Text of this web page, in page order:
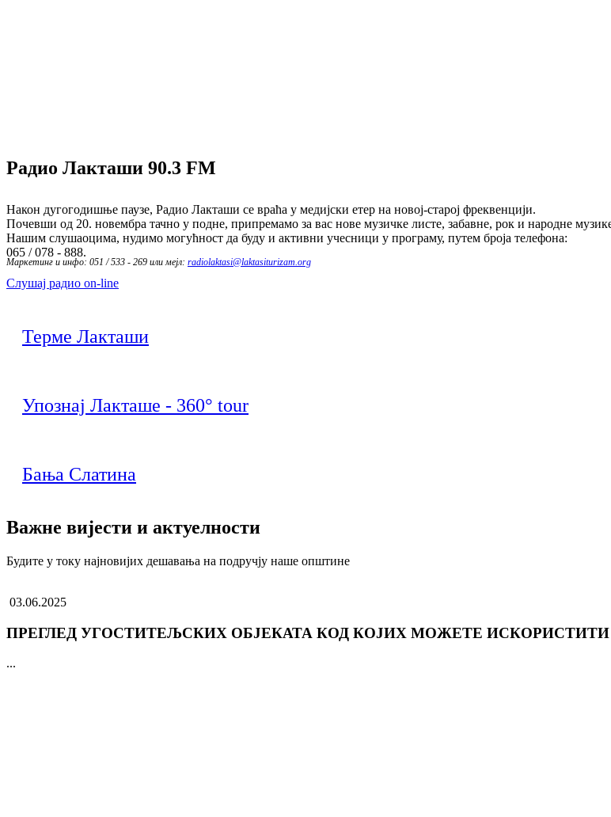
Радио Лакташи 90.3 FM
Након дугогодишње паузе, Радио Лакташи се враћа у медијски етер на новој-старој фреквенцији.
Почевши од 20. новембра тачно у подне, припремамо за вас нове музичке листе, забавне, рок и народне
Нашим слушаоцима, нудимо могућност да буду и активни учесници у програму, путем броја телефона:
065 / 078 - 888.
Маркетинг и инфо: 051 / 533 - 269 или мејл: radiolaktasi@laktasiturizam.org
Слушај радио on-line
Терме Лакташи
Упознај Лакташе - 360° tour
Бања Слатина
Важне вијести и актуелности
Будите у току најновијих дешавања на подручју наше општине
03.06.2025
ПРЕГЛЕД УГОСТИТЕЉСКИХ ОБЈЕКАТА КОД КОЈИХ МОЖЕТЕ ИСКОРИСТИТИ
...